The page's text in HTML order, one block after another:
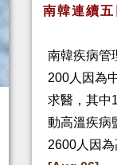
南韓連續
南韓疾病管
200人因為
求醫，其中
動高溫疾病
2600人因